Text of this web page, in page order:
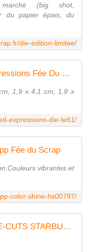
(big shot,
du papier épais, du
die-edition-limitee/
Dies Mini Leaves Taylored Expressions Fée Du Scrap
1,9 x 4,1 cm, 1,9 x
expressions-die-te61/
Fée du Scrap
vibrantes et
color-shine-hs00797/
MAGICAL WOOD VENEER DIE-CUTS STARBURST